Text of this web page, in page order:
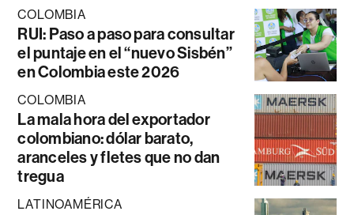
COLOMBIA
RUI: Paso a paso para consultar
el puntaje en el “nuevo Sisbén”
en Colombia este 2026
COLOMBIA
La mala hora del exportador
colombiano: dólar barato,
aranceles y fletes que no dan
tregua
LATINOAMÉRICA